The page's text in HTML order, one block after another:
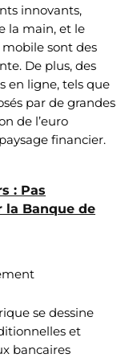
innovants,
la main, et le
sont des
De plus, des
en ligne, tels que
par de grandes
de l’euro
financier.
: Pas
la Banque de
se dessine
et
bancaires